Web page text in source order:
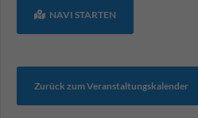
NAVI STARTEN
Zurück zum Veranstaltungskalender